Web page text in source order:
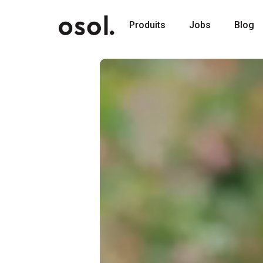
Produits Jobs Blog
Produits Jobs Blog